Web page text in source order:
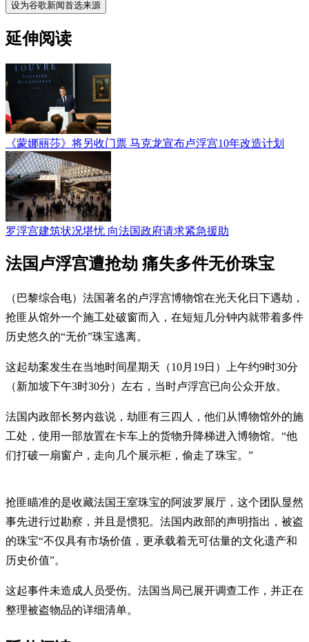
设为谷歌新闻首选来源
延伸阅读
《蒙娜丽莎》将另收门票 马克龙宣布卢浮宫10年改造计划
罗浮宫建筑状况堪忧 向法国政府请求紧急援助
法国卢浮宫遭抢劫 痛失多件无价珠宝
（巴黎综合电）法国著名的卢浮宫博物馆在光天化日下遇劫，
抢匪从馆外一个施工处破窗而入，在短短几分钟内就带着多件
历史悠久的“无价”珠宝逃离。
这起劫案发生在当地时间星期天（10月19日）上午约9时30分
（新加坡下午3时30分）左右，当时卢浮宫已向公众开放。
法国内政部长努内兹说，劫匪有三四人，他们从博物馆外的施
工处，使用一部放置在卡车上的货物升降梯进入博物馆。“他
们打破一扇窗户，走向几个展示柜，偷走了珠宝。”
抢匪瞄准的是收藏法国王室珠宝的阿波罗展厅，这个团队显然
事先进行过勘察，并且是惯犯。法国内政部的声明指出，被盗
的珠宝“不仅具有市场价值，更承载着无可估量的文化遗产和
历史价值”。
这起事件未造成人员受伤。法国当局已展开调查工作，并正在
整理被盗物品的详细清单。